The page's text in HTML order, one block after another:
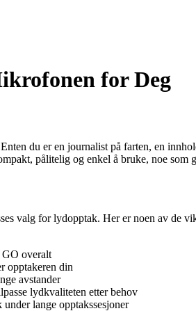
for Deg
du er en journalist på farten, en
pålitelig og enkel å bruke, noe
valg for lydopptak. Her er noen av de
GO overalt
opptakeren din
avstander
lydkvaliteten etter behov
lange opptakssesjoner